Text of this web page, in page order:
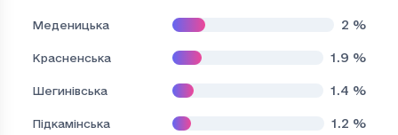
Меденицька 2 %
Красненська 1.9 %
Шегинівська 1.4 %
Підкамінська 1.2 %